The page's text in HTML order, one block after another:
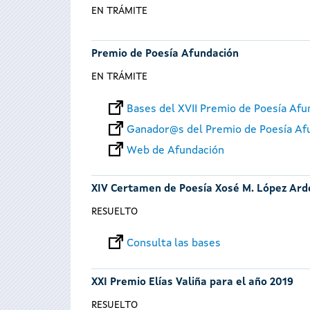
EN TRÁMITE
Premio de Poesía Afundación
EN TRÁMITE
Bases del XVII Premio de Poesía
Ganador@s del Premio de Poesía
Web de Afundación
XIV Certamen de Poesía Xosé M. López
RESUELTO
Consulta las bases
XXI Premio Elías Valiña para el año 2019
RESUELTO